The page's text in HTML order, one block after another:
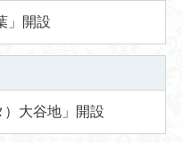
」開設
大谷地」開設